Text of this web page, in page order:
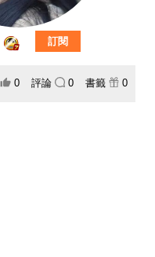
訂閱
0 評論 0 書籤 0